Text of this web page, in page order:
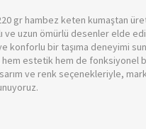
gr hambez keten kumaştan
ve uzun ömürlü desenler elde
konforlu bir taşıma deneyimi
estetik hem de fonksiyonel
ve renk seçenekleriyle,